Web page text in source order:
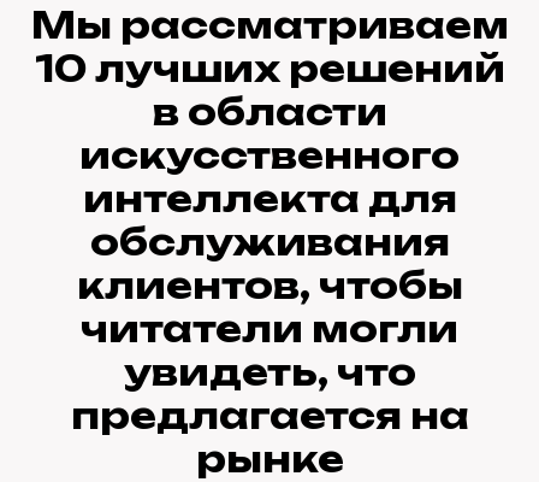
Мы рассматриваем
10 лучших решений
в области
искусственного
интеллекта для
обслуживания
клиентов, чтобы
читатели могли
увидеть, что
предлагается на
рынке